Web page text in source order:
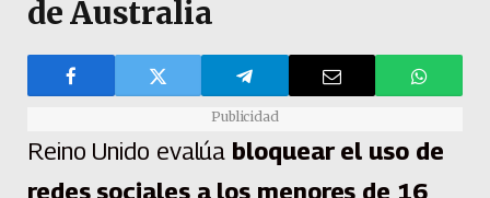
de Australia
Publicidad
Reino Unido evalúa bloquear el uso de
redes sociales a los menores de 16